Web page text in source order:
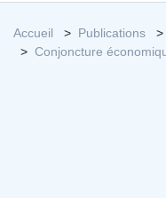
Accueil Publications
Conjoncture